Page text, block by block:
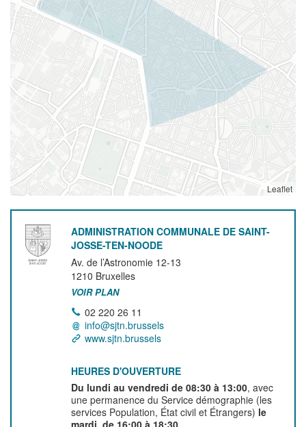
Leaflet
ADMINISTRATION COMMUNALE DE SAINT-
JOSSE-TEN-NOODE
Av. de l’Astronomie 12-13
1210 Bruxelles
VOIR PLAN
02 220 26 11
info@sjtn.brussels
www.sjtn.brussels
HEURES D'OUVERTURE
Du lundi au vendredi de 08:30 à 13:00, avec
une permanence du Service démographie (les
services Population, État civil et Étrangers) le
mardi, de 16:00 à 18:30.